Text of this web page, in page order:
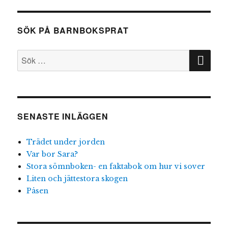
–
SÖK PÅ BARNBOKSPRAT
Sök
SENASTE INLÄGGEN
Trädet under jorden
Var bor Sara?
Stora sömnboken- en faktabok om hur vi sover
Liten och jättestora skogen
Påsen